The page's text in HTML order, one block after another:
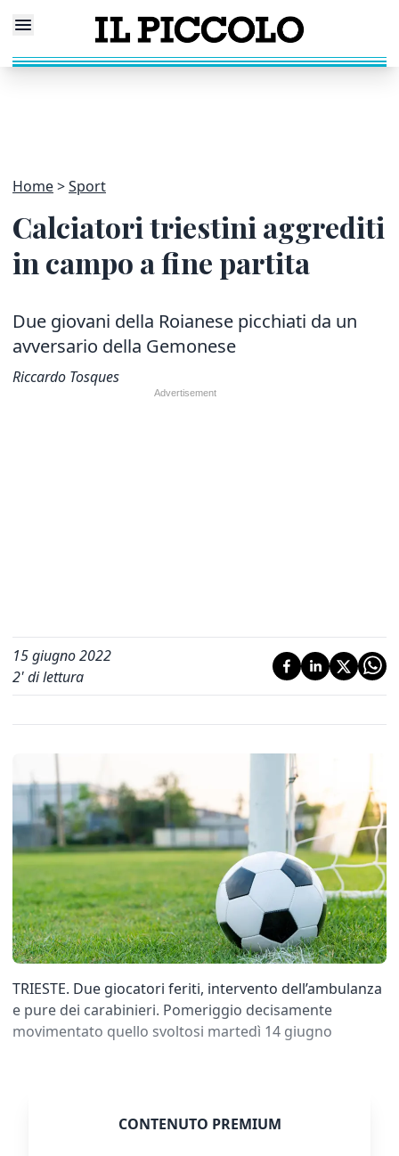
Home Sport
Calciatori triestini aggrediti
in campo a fine partita
Due giovani della Roianese picchiati da un
avversario della Gemonese
Riccardo Tosques
15 giugno 2022
2' di lettura
TRIESTE. Due giocatori feriti, intervento dell’ambulanza
e pure dei carabinieri. Pomeriggio decisamente
movimentato quello svoltosi martedì 14 giugno
CONTENUTO PREMIUM